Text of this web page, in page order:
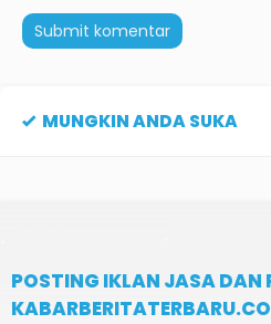
MUNGKIN ANDA SUKA
POSTING IKLAN JASA DAN